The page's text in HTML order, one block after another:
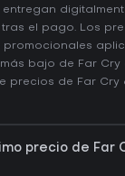
entregan
el pago. Los
promocionales
bajo de Far Cry
precios de Far Cry
precio de Far